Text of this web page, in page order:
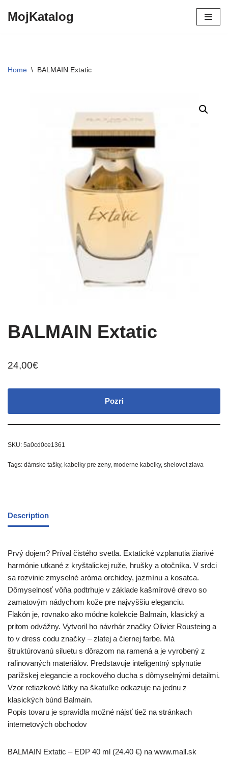
MojKatalog
Home \ BALMAIN Extatic
BALMAIN Extatic
24,00€
Pozri
SKU: 5a0cd0ce1361
Tags: dámske tašky, kabelky pre zeny, moderne kabelky, shelovet zlava
Description
Prvý dojem? Príval čistého svetla. Extatické vzplanutia žiarivé
harmónie utkané z kryštalickej ruže, hrušky a otočníka. V srdci
sa rozvinie zmyselné aróma orchidey, jazmínu a kosatca.
Dômyselnosť vôňa podtrhuje v základe kašmírové drevo so
zamatovým nádychom kože pre najvyššiu eleganciu.
Flakón je, rovnako ako módne kolekcie Balmain, klasický a
pritom odvážny. Vytvoril ho návrhár značky Olivier Rousteing a
to v dress codu značky – zlatej a čiernej farbe. Má
štruktúrovanú siluetu s dôrazom na ramená a je vyrobený z
rafinovaných materiálov. Predstavuje inteligentný splynutie
parížskej elegancie a rockového ducha s dômyselnými detailmi.
Vzor retiazkové látky na škatuľke odkazuje na jednu z
klasických búnd Balmain.
Popis tovaru je spravidla možné nájsť tiež na stránkach
internetových obchodov
BALMAIN Extatic – EDP 40 ml (24.40 €) na www.mall.sk